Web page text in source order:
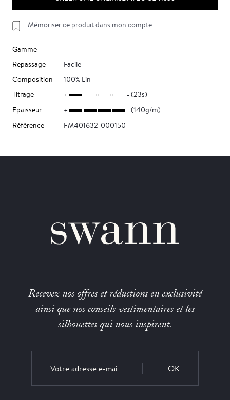
Mémoriser ce produit dans mon compte
Gamme
Repassage
Facile
Composition
100% Lin
Titrage
(23s)
Epaisseur
(140g/m)
Référence
FM401632-000150
Recevez nos offres et réductions en exclusivité
ainsi que nos conseils vestimentaires et les
silhouettes qui nous inspirent.
OK